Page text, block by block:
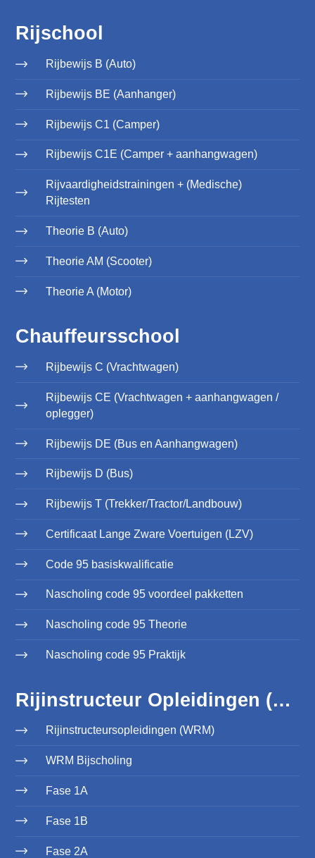
Rijschool
Rijbewijs B (Auto)
Rijbewijs BE (Aanhanger)
Rijbewijs C1 (Camper)
Rijbewijs C1E (Camper + aanhangwagen)
Rijvaardigheidstrainingen + (Medische)
Rijtesten
Theorie B (Auto)
Theorie AM (Scooter)
Theorie A (Motor)
Chauffeursschool
Rijbewijs C (Vrachtwagen)
Rijbewijs CE (Vrachtwagen + aanhangwagen /
oplegger)
Rijbewijs DE (Bus en Aanhangwagen)
Rijbewijs D (Bus)
Rijbewijs T (Trekker/Tractor/Landbouw)
Certificaat Lange Zware Voertuigen (LZV)
Code 95 basiskwalificatie
Nascholing code 95 voordeel pakketten
Nascholing code 95 Theorie
Nascholing code 95 Praktijk
Rijinstructeur Opleidingen (WRM)
Rijinstructeursopleidingen (WRM)
WRM Bijscholing
Fase 1A
Fase 1B
Fase 2A